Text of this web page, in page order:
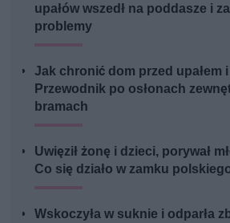
upałów wszedł na poddasze i
problemy
Jak chronić dom przed upałem i
Przewodnik po osłonach
bramach
Uwięził żonę i dzieci, porywał
Co się działo w zamku
Wskoczyła w suknie i odparła